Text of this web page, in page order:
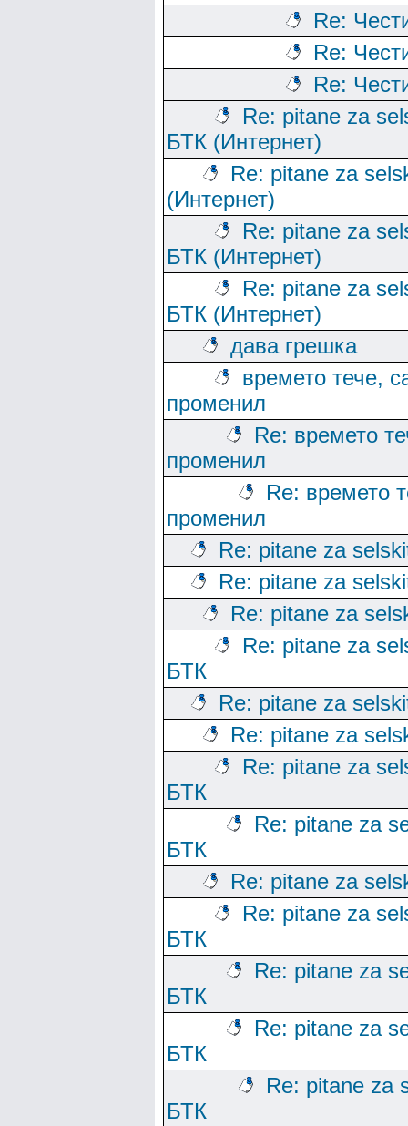
Re:
Re:
Re:
Re: pitane za
БТК (Интернет)
Re: pitane za
(Интернет)
Re: pitane za
БТК (Интернет)
Re: pitane za
БТК (Интернет)
дава грешка
времето тече,
променил
Re: времето
променил
Re: времето
променил
Re: pitane za
Re: pitane za
Re: pitane za
Re: pitane za
БТК
Re: pitane za
Re: pitane za
Re: pitane za
БТК
Re: pitane za
БТК
Re: pitane za
Re: pitane za
БТК
Re: pitane za
БТК
Re: pitane za
БТК
Re: pitane za
БТК